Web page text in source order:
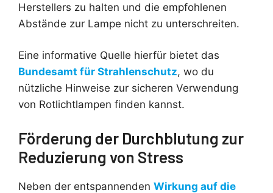
Herstellers zu halten und die empfohlenen
Abstände zur Lampe nicht zu unterschreiten.
Eine informative Quelle hierfür bietet das
Bundesamt für Strahlenschutz, wo du
nützliche Hinweise zur sicheren Verwendung
von Rotlichtlampen finden kannst.
Förderung der Durchblutung zur
Reduzierung von Stress
Neben der entspannenden Wirkung auf die